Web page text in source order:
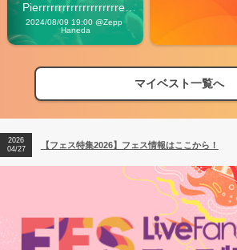
Pierrrrrrrrrrrrrrrrrrrre
Vibes
2024/08/09 19:00 @Zepp
Haneda
マイベスト一覧へ
【フェス特集2026】フェス情報はここから！
【ライブ動員ランキング】2026年上半期編発表！
2026
04/27
【フェス特集2026】フェス情報はここから！
2026
【ライブ動員ランキング】2026年上半期編発表！